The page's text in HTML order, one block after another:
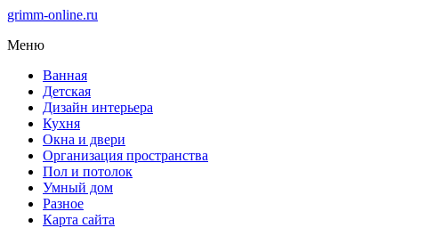
grimm-online.ru
Меню
Ванная
Детская
Дизайн интерьера
Кухня
Окна и двери
Организация пространства
Пол и потолок
Умный дом
Разное
Карта сайта